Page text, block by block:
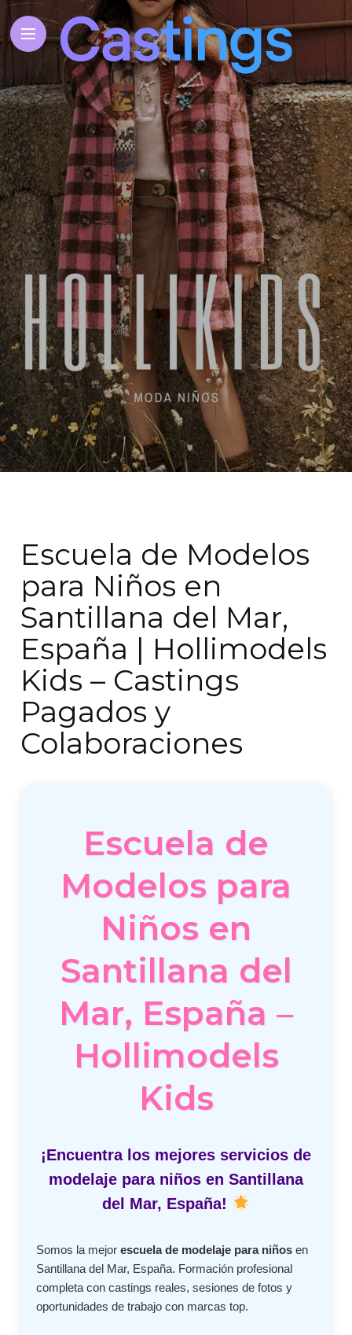
Escuela de Modelos
para Niños en
Santillana del Mar,
España | Hollimodels
Kids – Castings
Pagados y
Colaboraciones
Escuela de
Modelos para
Niños en
Santillana del
Mar, España –
Hollimodels
Kids
¡Encuentra los mejores servicios de
modelaje para niños en Santillana
del Mar, España!
Somos la mejorescuela de modelaje para niños en
Santillana del Mar, España. Formación profesional
completa con castings reales, sesiones de fotos y
oportunidades de trabajo con marcas top.